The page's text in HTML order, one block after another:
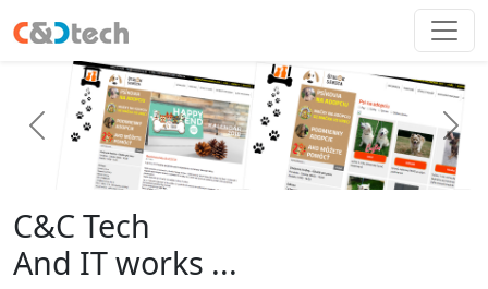
Predošlý
C&C Tech
And IT works ...